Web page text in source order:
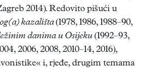
2014). Redovito pišući u
kazališta(1978, 1986, 1988–90,
danima u Osijeku (1992–93,
2006, 2008, 2010–14, 2016),
i, rjeđe, drugim temama